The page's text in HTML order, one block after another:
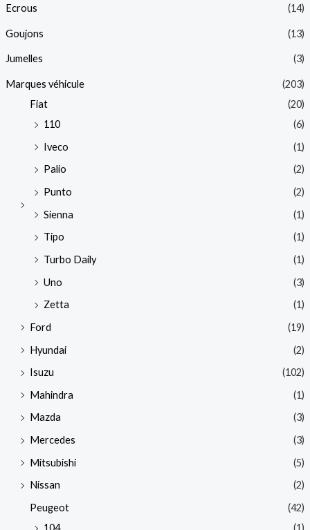
Ecrous (14)
Goujons (13)
Jumelles (3)
Marques véhicule
(203)
Fiat
(20)
110
(6)
Iveco
(1)
Palio
(2)
Punto
(2)
Sienna
(1)
Tipo
(1)
Turbo Daily
(1)
Uno
(3)
Zetta
(1)
Ford
(19)
Hyundai
(2)
Isuzu
(102)
Mahindra
(1)
Mazda
(3)
Mercedes
(3)
Mitsubishi
(5)
Nissan
(2)
Peugeot
(42)
104
(1)